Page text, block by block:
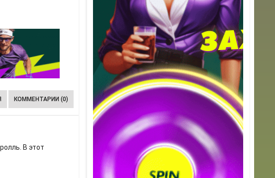
КОММЕНТАРИИ (0)
В этот